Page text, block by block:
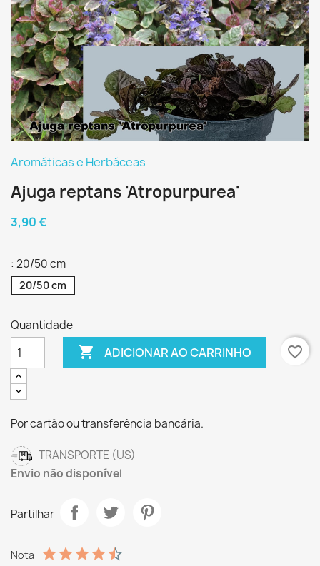
Aromáticas e Herbáceas
Ajuga reptans 'Atropurpurea'
3,90 €
: 20/50 cm
20/50 cm
Quantidade
 ADICIONAR AO CARRINHO favorite_border
Por cartão ou transferência bancária.
TRANSPORTE (US)
Envio não disponível
Partilhar
Nota